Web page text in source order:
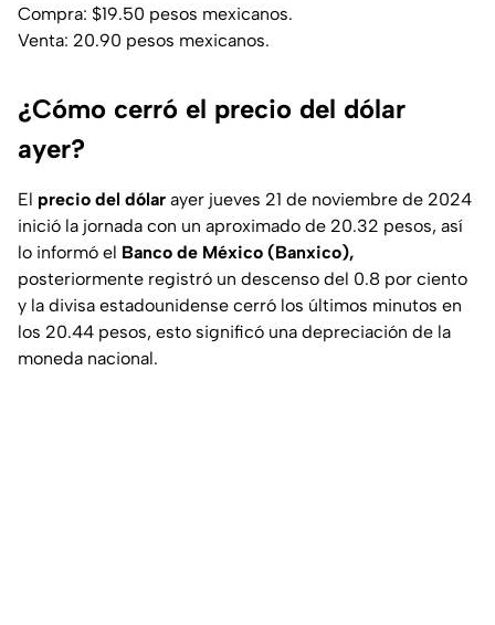
Compra: $19.50 pesos mexicanos.
Venta: 20.90 pesos mexicanos.
¿Cómo cerró el precio del dólar
ayer?
El precio del dólar ayer jueves 21 de noviembre de 2024
inició la jornada con un aproximado de 20.32 pesos, así
lo informó el Banco de México (Banxico),
posteriormente registró un descenso del 0.8 por ciento
y la divisa estadounidense cerró los últimos minutos en
los 20.44 pesos, esto significó una depreciación de la
moneda nacional.